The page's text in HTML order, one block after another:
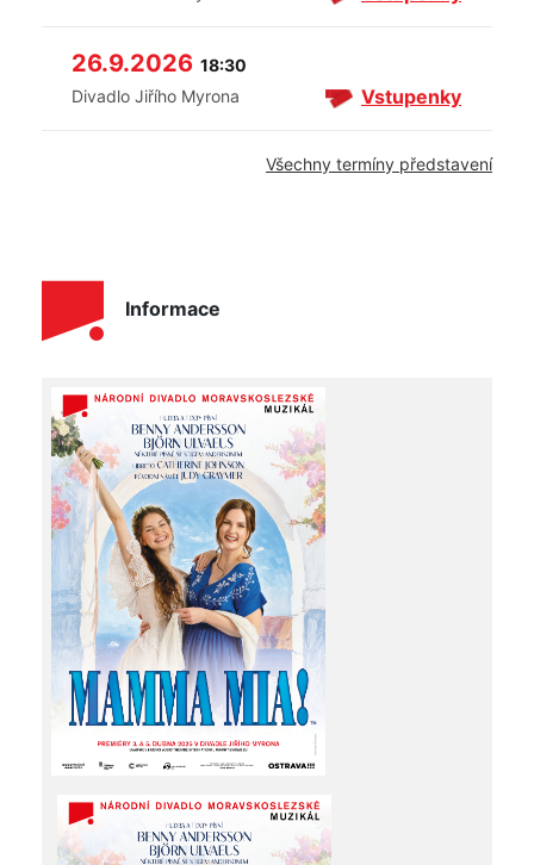
Informace
26.9.2026 18:30
Divadlo Jiřího Myrona
Vstupenky
Všechny termíny představení